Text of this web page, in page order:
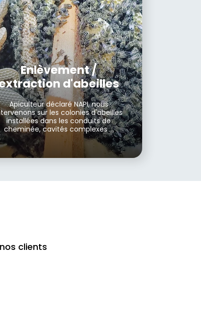
Enlèvement /
d'abeilles
Apiculteur déclaré NAPI, nous
sur les colonies d'abeilles
installées dans les conduits de
cheminée, cavités complexes ...
clients